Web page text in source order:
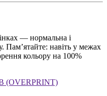
— нормальна і
Пам’ятайте: навіть у межах
кольору на 100%